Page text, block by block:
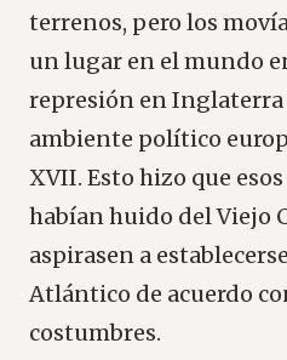
terrenos, pero los
un lugar en el mundo
represión en
ambiente político
XVII. Esto hizo que
habían huido del Viejo
aspirasen a
Atlántico de acuerdo
costumbres.